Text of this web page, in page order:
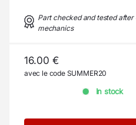
Part checked and tested
mechanics
16.00 €
avec le code SUMMER20
In stock